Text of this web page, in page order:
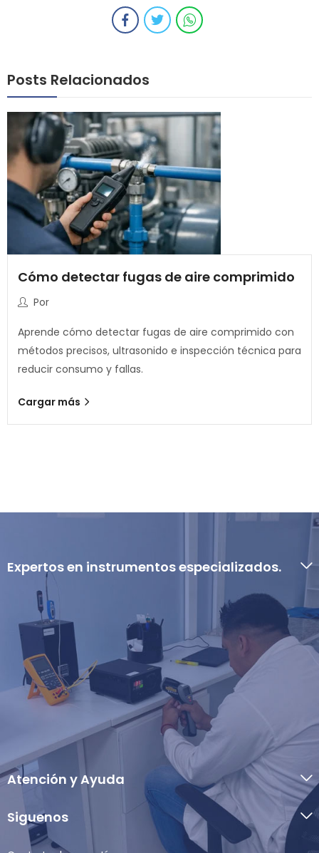
Posts Relacionados
Cómo detectar fugas de aire comprimido
Por
Aprende cómo detectar fugas de aire comprimido con
métodos precisos, ultrasonido e inspección técnica para
reducir consumo y fallas.
Cargar más
Expertos en instrumentos especializados.
Atención y Ayuda
Siguenos